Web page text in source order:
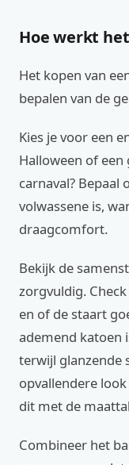
Hoe werkt
Het kopen van
bepalen van de
Kies je voor een
Halloween of
carnaval? Bepaal
volwassene is,
draagcomfort.
Bekijk de
zorgvuldig.
en of de staart
ademend katoen
terwijl glanzende
opvallendere
dit met de
Combineer het